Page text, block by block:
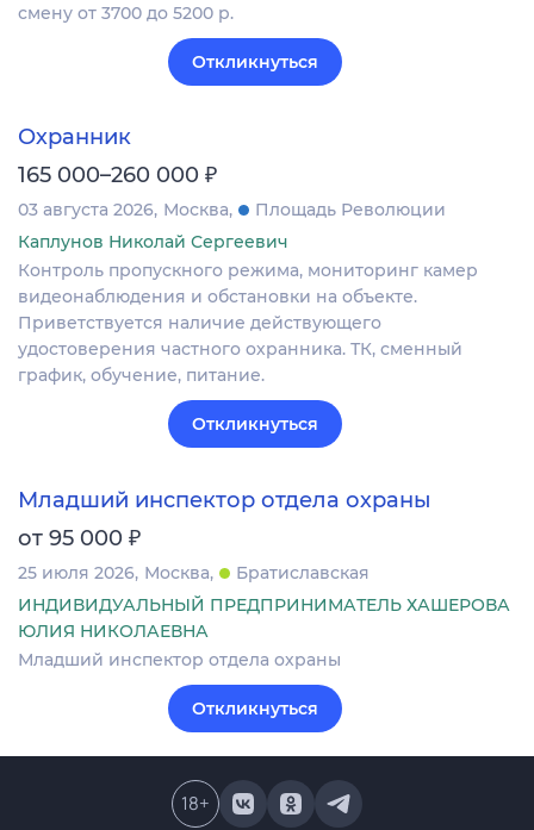
смену от 3700 до 5200 р.
Откликнуться
Охранник
165 000–260 000 ₽
03 августа 2026 Москва
Площадь Революции
Каплунов Николай Сергеевич
Контроль пропускного режима, мониторинг камер
видеонаблюдения и обстановки на объекте.
Приветствуется наличие действующего
удостоверения частного охранника. ТК, сменный
график, обучение, питание.
Откликнуться
Младший инспектор отдела охраны
от 95 000 ₽
25 июля 2026 Москва
Братиславская
ИНДИВИДУАЛЬНЫЙ ПРЕДПРИНИМАТЕЛЬ ХАШЕРОВА
ЮЛИЯ НИКОЛАЕВНА
Младший инспектор отдела охраны
Откликнуться
18+